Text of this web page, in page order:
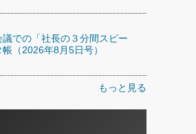
議での「社長の３分間スピー
（2026年8月5日号）
もっと見る